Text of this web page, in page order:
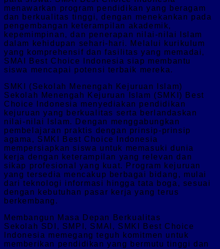
menawarkan program pendidikan yang beragam
dan berkualitas tinggi, dengan menekankan pada
pengembangan keterampilan akademik,
kepemimpinan, dan penerapan nilai-nilai Islam
dalam kehidupan sehari-hari. Melalui kurikulum
yang komprehensif dan fasilitas yang memadai,
SMAI Best Choice Indonesia siap membantu
siswa mencapai potensi terbaik mereka.
SMKI (Sekolah Menengah Kejuruan Islam)
Sekolah Menengah Kejuruan Islam (SMKI) Best
Choice Indonesia menyediakan pendidikan
kejuruan yang berkualitas serta berlandaskan
nilai-nilai Islam. Dengan menggabungkan
pembelajaran praktis dengan prinsip-prinsip
agama, SMKI Best Choice Indonesia
mempersiapkan siswa untuk memasuki dunia
kerja dengan keterampilan yang relevan dan
sikap profesional yang kuat. Program kejuruan
yang tersedia mencakup berbagai bidang, mulai
dari teknologi informasi hingga tata boga, sesuai
dengan kebutuhan pasar kerja yang terus
berkembang.
Membangun Masa Depan Berkualitas
Sekolah SDI, SMPI, SMAI, SMKI Best Choice
Indonesia memegang teguh komitmen untuk
memberikan pendidikan yang bermutu tinggi dan